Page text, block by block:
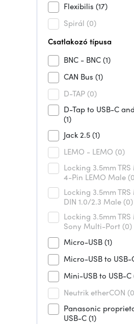
Flexibilis (17)
Spirál (0)
Csatlakozó típusa
BNC - BNC(1)
CAN Bus (1)
D-TAP (0)
D-Tap to USB-C
(1)
Jack 2.5(1)
LEMO - LEMO (0)
Locking 3.5mm
4-Pin LEMO Male
Locking 3.5mm
DIN 1.0/2.3 Male (0)
Locking 3.5mm
Sony Multi-Port (0)
Micro-USB(1)
Micro-USB to USB-
Mini-USB to USB-C
Neutrik etherCON
Panasonic
USB-C(1)